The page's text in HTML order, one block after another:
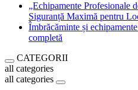
„Echipamente Profesionale
Siguranță Maximă pentru
Îmbrăcăminte și
completă
CATEGORII
all categories
all categories